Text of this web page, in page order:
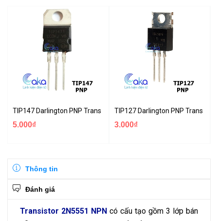
TIP147 Darlington PNP Transistor 10A 100V
5.000₫
TIP127 Darlington PNP
3.000₫
Thông tin
Đánh giá
Transistor 2N5551 NPN có cấu tạo gồm 3 lớp bán